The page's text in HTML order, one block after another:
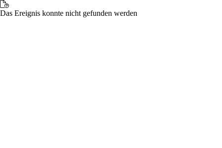
Das Ereignis konnte nicht gefunden werden